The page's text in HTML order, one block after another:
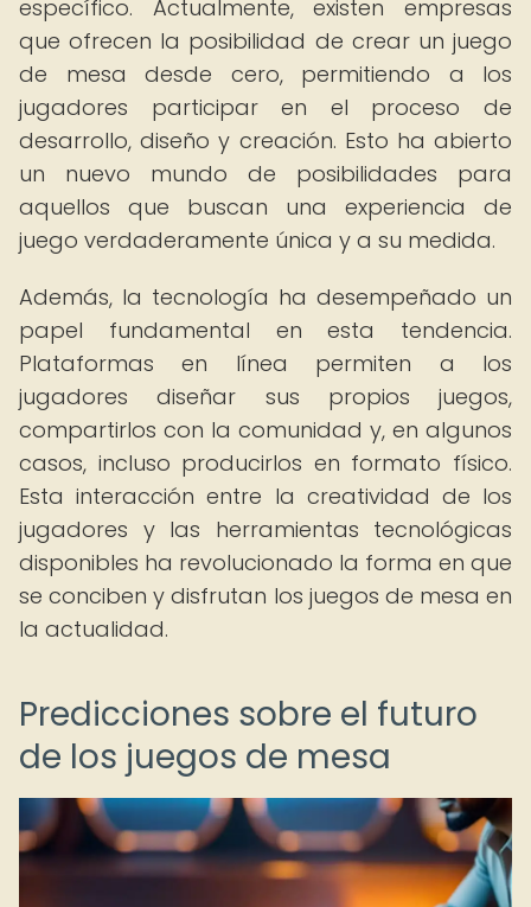
específico. Actualmente, existen empresas
que ofrecen la posibilidad de crear un juego
de mesa desde cero, permitiendo a los
jugadores participar en el proceso de
desarrollo, diseño y creación. Esto ha abierto
un nuevo mundo de posibilidades para
aquellos que buscan una experiencia de
juego verdaderamente única y a su medida.
Además, la tecnología ha desempeñado un
papel fundamental en esta tendencia.
Plataformas en línea permiten a los
jugadores diseñar sus propios juegos,
compartirlos con la comunidad y, en algunos
casos, incluso producirlos en formato físico.
Esta interacción entre la creatividad de los
jugadores y las herramientas tecnológicas
disponibles ha revolucionado la forma en que
se conciben y disfrutan los juegos de mesa en
la actualidad.
Predicciones sobre el futuro
de los juegos de mesa